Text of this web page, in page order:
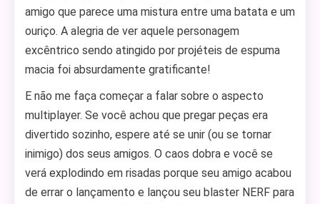
amigo que parece uma mistura entre uma batata e um
ouriço. A alegria de ver aquele personagem
excêntrico sendo atingido por projéteis de espuma
macia foi absurdamente gratificante!
E não me faça começar a falar sobre o aspecto
multiplayer. Se você achou que pregar peças era
divertido sozinho, espere até se unir (ou se tornar
inimigo) dos seus amigos. O caos dobra e você se
verá explodindo em risadas porque seu amigo acabou
de errar o lançamento e lançou seu blaster NERF para